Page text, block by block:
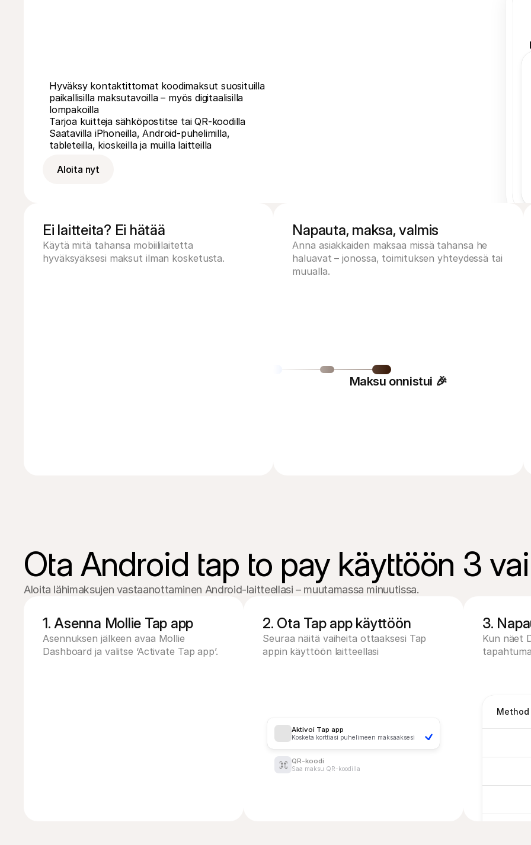
Hyväksy kontaktittomat koodimaksut suosituilla
paikallisilla maksutavoilla – myös digitaalisilla
lompakoilla
Tarjoa kuitteja sähköpostitse tai QR-koodilla
Saatavilla iPhoneilla, Android-puhelimilla,
tableteilla, kioskeilla ja muilla laitteilla
Aloita nyt
Ei laitteita? Ei hätää
Käytä mitä tahansa mobiililaitetta
hyväksyäksesi maksut ilman kosketusta.
Napauta, maksa, valmis
Anna asiakkaiden maksaa missä tahansa he
haluavat – jonossa, toimituksen yhteydessä tai
muualla.
Maksu onnistui 🎉
Ota Android tap to pay käyttöön 3
Aloita lähimaksujen vastaanottaminen Android-laitteellasi – muutamassa minuutissa.
1. Asenna Mollie Tap app
Asennuksen jälkeen avaa Mollie
Dashboard ja valitse ‘Activate Tap app’.
2. Ota Tap app käyttöön
Seuraa näitä vaiheita ottaaksesi Tap
appin käyttöön laitteellasi
Aktivoi Tap app
Kosketa korttiasi puhelimeen maksaaksesi
QR-koodi
Saa maksu QR-koodilla
3.
Kun näet
Method